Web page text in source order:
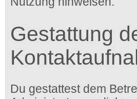
Gestattung
Du gestattest dem